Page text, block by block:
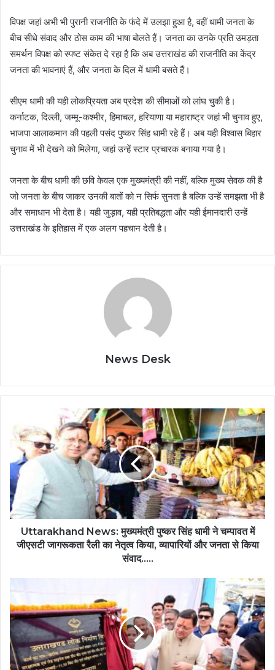
विपक्ष जहां अभी भी पुरानी राजनीति के फंदे में उलझा हुआ है, वहीं धामी जनता के
बीच सीधे संवाद और ठोस काम की भाषा बोलते हैं। जनता का उनके प्रति उमड़ता
समर्थन विपक्ष को स्पष्ट संकेत दे रहा है कि अब उत्तराखंड की राजनीति का केंद्र
जनता की भावनाएं हैं, और जनता के दिल में धामी बसते हैं।
सीएम धामी की यही लोकप्रियता अब प्रदेश की सीमाओं को लांघ चुकी है।
कर्नाटक, दिल्ली, जम्मू-कश्मीर, हिमाचल, हरियाणा या महाराष्ट्र जहां भी चुनाव हुए,
भाजपा आलाकमान की पहली पसंद पुष्कर सिंह धामी रहे हैं। अब यही विश्वास बिहार
चुनाव में भी देखने को मिलेगा, जहां उन्हें स्टार प्रचारक बनाया गया है।
जनता के बीच धामी की छवि केवल एक मुख्यमंत्री की नहीं, बल्कि मुख्य सेवक की है
जो जनता के बीच जाकर उनकी बातों को न सिर्फ सुनता है बल्कि उन्हें समझता भी है
और समाधान भी देता है। यही जुड़ाव, यही प्रतिबद्धता और यही ईमानदारी उन्हें
उत्तराखंड के इतिहास में एक अलग पहचान देती है।
News Desk
Uttarakhand News: मुख्यमंत्री पुष्कर सिंह धामी ने चम्पावत में
जीएसटी जागरूकता रैली का नेतृत्व किया, व्यापारियों और जनता से किया
संवाद.....